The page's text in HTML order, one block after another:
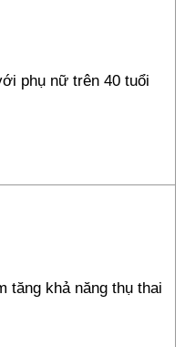
phụ nữ trên 40 tuổi
tăng khả năng thụ thai